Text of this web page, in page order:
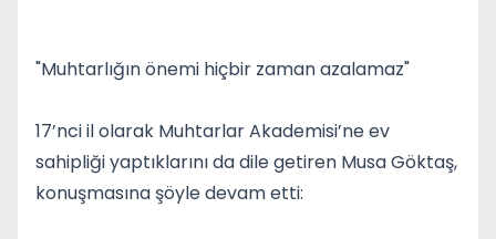
"Muhtarlığın önemi hiçbir zaman azalamaz"
17’nci il olarak Muhtarlar Akademisi’ne ev
sahipliği yaptıklarını da dile getiren Musa Göktaş,
konuşmasına şöyle devam etti: